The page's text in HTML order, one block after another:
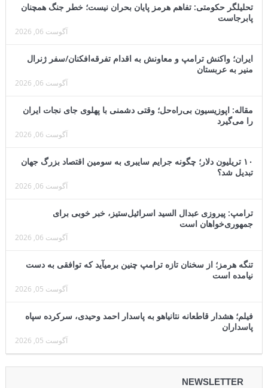
تحلیلگر حکومتی: تفاهم هرمز پایان بحران نیست؛ خطر جنگ همچنان
پابرجاست
آگوست 06, 2026
ایران؛ واکنش ترامپ و معاونش به اقدام تفرقه‌افکنان/سفر ژنرال
منیر به عربستان
آگوست 06, 2026
مقاله: اپوزیسیون بی‌راه‌حل؛ وقتی دشمنی با پهلوی جای نجات ایران
را می‌گیرد
آگوست 06, 2026
۱۰ تریلیون دلار؛ چگونه جرایم سایبری به سومین اقتصاد بزرگ جهان
تبدیل شد؟
آگوست 06, 2026
ترامپ: پیروزی عبدال السید اسرائیل‌ستیز، خبر خوبی برای
جمهوری‌خواهان است
آگوست 06, 2026
تنگه هرمز؛ از سخنان تازه ترامپ چنین برمیآید که توافقی به دست
نیامده است
آگوست 05, 2026
فیلم؛ هشدار قاطعانه نتانیاهو به پاسدار احمد وحیدی، سرکرده سپاه
پاسداران
آگوست 05, 2026
NEWSLETTER